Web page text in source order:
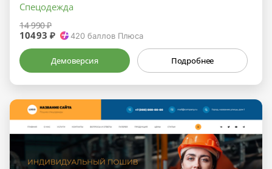
Спецодежда
14 990 ₽
10493 ₽ 420 баллов Плюса
Демоверсия Подробнее